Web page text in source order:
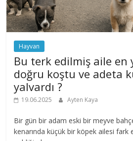
Hayvan
Bu terk edilmiş aile en
doğru koştu ve adeta
yalvardı ?
19.06.2025 Ayten Kaya
Bir gün bir adam eski bir meyve
kenarında küçük bir köpek ailesi fark